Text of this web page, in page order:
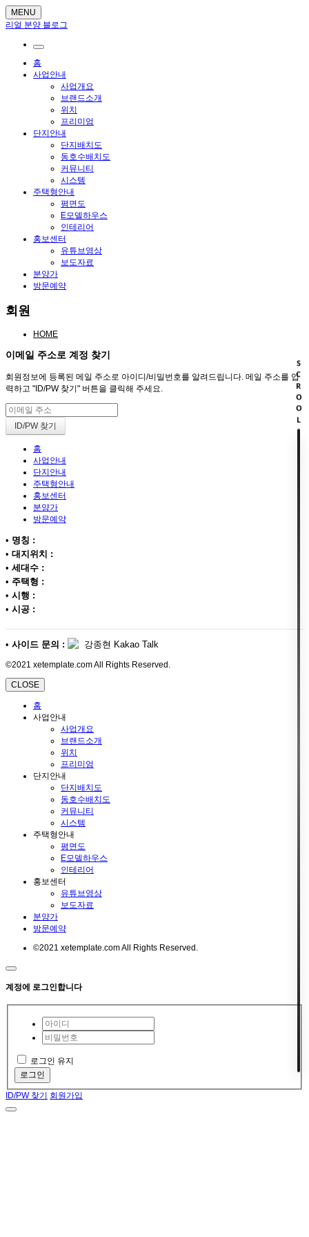
MENU
리얼 분양 블로그
홈
사업안내
사업개요
브랜드소개
위치
프리미엄
단지안내
단지배치도
동호수배치도
커뮤니티
시스템
주택형안내
평면도
E모델하우스
인테리어
홍보센터
유튜브영상
보도자료
분양가
방문예약
회원
HOME
이메일 주소로 계정 찾기
회원정보에 등록된 메일 주소로 아이디/비밀번호를 알려드립니다. 메일 주소를 입
력하고 "ID/PW 찾기" 버튼을 클릭해 주세요.
홈
사업안내
단지안내
주택형안내
홍보센터
분양가
방문예약
• 명칭 :
• 대지위치 :
• 세대수 :
• 주택형 :
• 시행 :
• 시공 :
• 사이드 문의 : 강종현 Kakao Talk
©2021 xetemplate.com All Rights Reserved.
CLOSE
홈
사업안내
사업개요
브랜드소개
위치
프리미엄
단지안내
단지배치도
동호수배치도
커뮤니티
시스템
주택형안내
평면도
E모델하우스
인테리어
홍보센터
유튜브영상
보도자료
분양가
방문예약
©2021 xetemplate.com All Rights Reserved.
계정에 로그인합니다
로그인 유지
로그인
ID/PW 찾기 회원가입
SCROOL